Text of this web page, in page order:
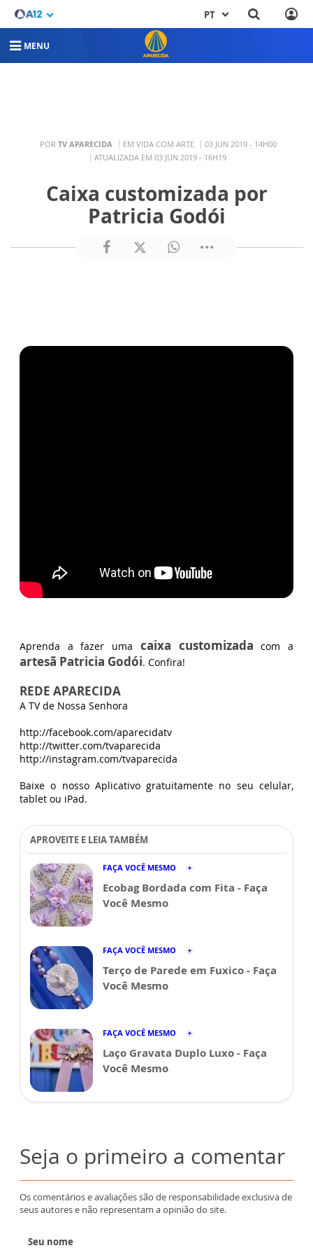
PT
MENU
POR TV APARECIDA EM VIDA COM ARTE
03 JUN 2019 - 14H00
ATUALIZADA EM 03 JUN 2019 - 16H19
Caixa customizada por
Patricia Godói
Aprenda a fazer uma caixa customizada com a
artesã Patricia Godói. Confira!
REDE APARECIDA
A TV de Nossa Senhora
http://facebook.com/aparecidatv
http://twitter.com/tvaparecida
http://instagram.com/tvaparecida
Baixe o nosso Aplicativo gratuitamente no seu celular,
tablet ou iPad.
APROVEITE E LEIA TAMBÉM
FAÇA VOCÊ MESMO
Ecobag Bordada com Fita - Faça
Você Mesmo
FAÇA VOCÊ MESMO
Terço de Parede em Fuxico - Faça
Você Mesmo
FAÇA VOCÊ MESMO
Laço Gravata Duplo Luxo - Faça
Você Mesmo
Seja o primeiro a comentar
Os comentários e avaliações são de responsabilidade exclusiva de
seus autores e não representam a opinião do site.
Seu nome